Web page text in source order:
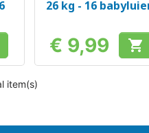
26 kg - 16
Prijs
€ 9,99 
item(s)